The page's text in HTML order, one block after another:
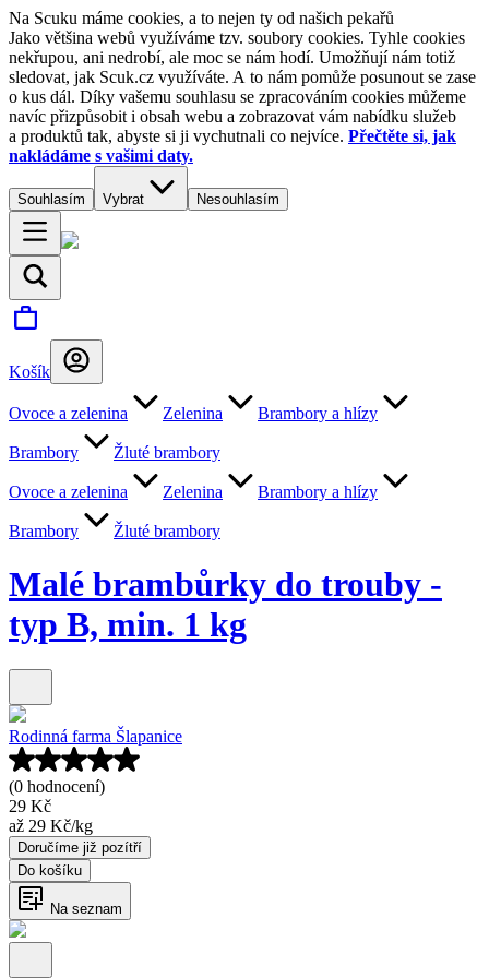
Na Scuku máme cookies, a to nejen ty od našich pekařů
Jako většina webů využíváme tzv. soubory cookies. Tyhle cookies
nekřupou, ani nedrobí, ale moc se nám hodí. Umožňují nám totiž
sledovat, jak Scuk.cz využíváte. A to nám pomůže posunout se zase
o kus dál. Díky vašemu souhlasu se zpracováním cookies můžeme
navíc přizpůsobit i obsah webu a zobrazovat vám nabídku služeb
a produktů tak, abyste si ji vychutnali co nejvíce. Přečtěte si, jak
nakládáme s vašimi daty.
Souhlasím Vybrat Nesouhlasím
Košík
Ovoce a zelenina Zelenina Brambory a hlízy
Brambory Žluté brambory
Ovoce a zelenina Zelenina Brambory a hlízy
Brambory Žluté brambory
Malé brambůrky do trouby -
typ B, min. 1 kg
Rodinná farma Šlapanice
(0 hodnocení)
29 Kč
až 29 Kč/kg
Doručíme již pozítří
Do košíku
Na seznam